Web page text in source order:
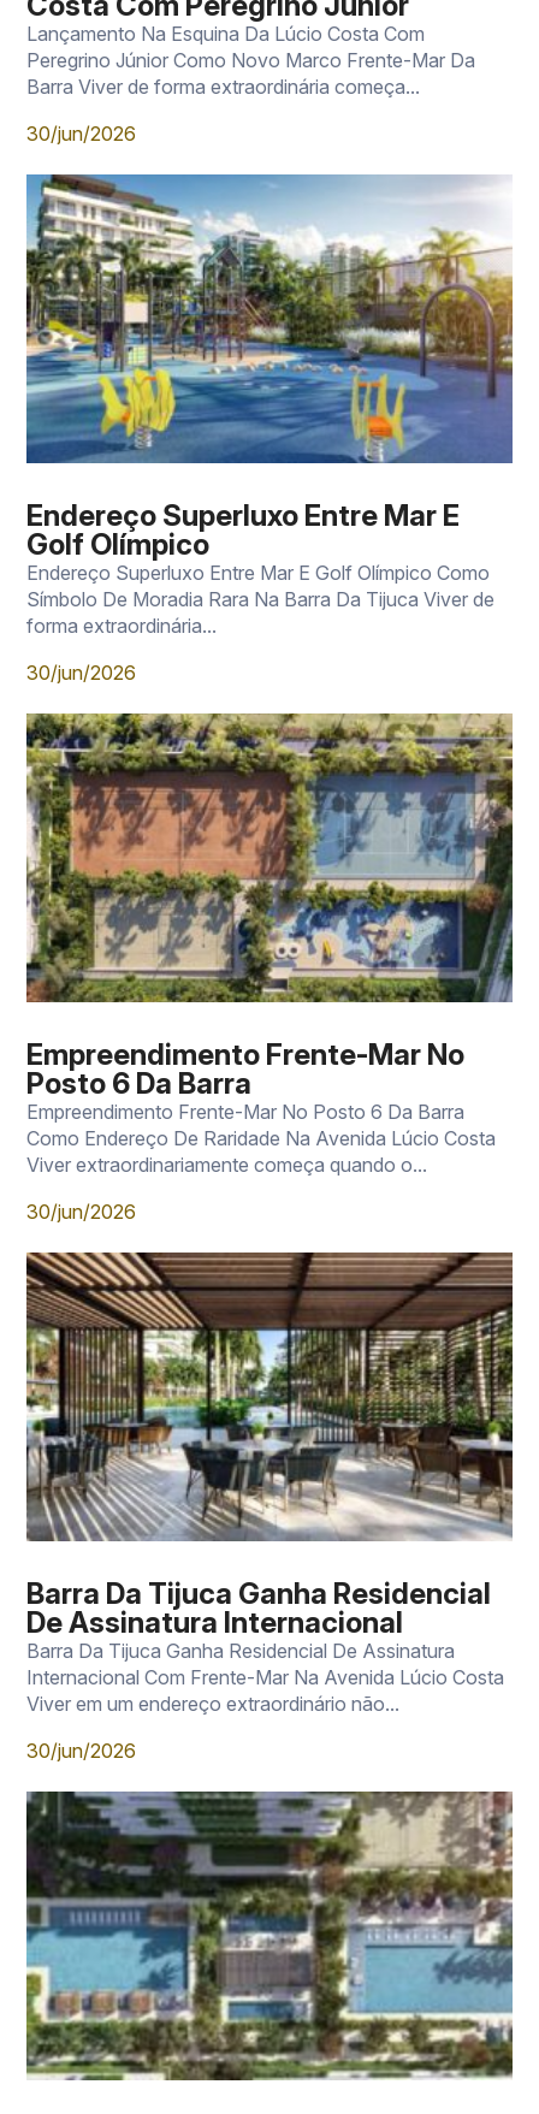
Lançamento Na Esquina Da Lúcio Costa Com
Peregrino Júnior Como Novo Marco Frente-Mar Da
Barra Viver de forma extraordinária começa...
30/jun/2026
Endereço Superluxo Entre Mar E
Golf Olímpico
Endereço Superluxo Entre Mar E Golf Olímpico Como
Símbolo De Moradia Rara Na Barra Da Tijuca Viver de
forma extraordinária...
30/jun/2026
Empreendimento Frente-Mar No
Posto 6 Da Barra
Empreendimento Frente-Mar No Posto 6 Da Barra
Como Endereço De Raridade Na Avenida Lúcio Costa
Viver extraordinariamente começa quando o...
30/jun/2026
Barra Da Tijuca Ganha Residencial
De Assinatura Internacional
Barra Da Tijuca Ganha Residencial De Assinatura
Internacional Com Frente-Mar Na Avenida Lúcio Costa
Viver em um endereço extraordinário não...
30/jun/2026